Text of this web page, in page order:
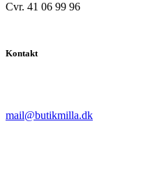
Cvr. 41 06 99 96
Kontakt
mail@butikmilla.dk